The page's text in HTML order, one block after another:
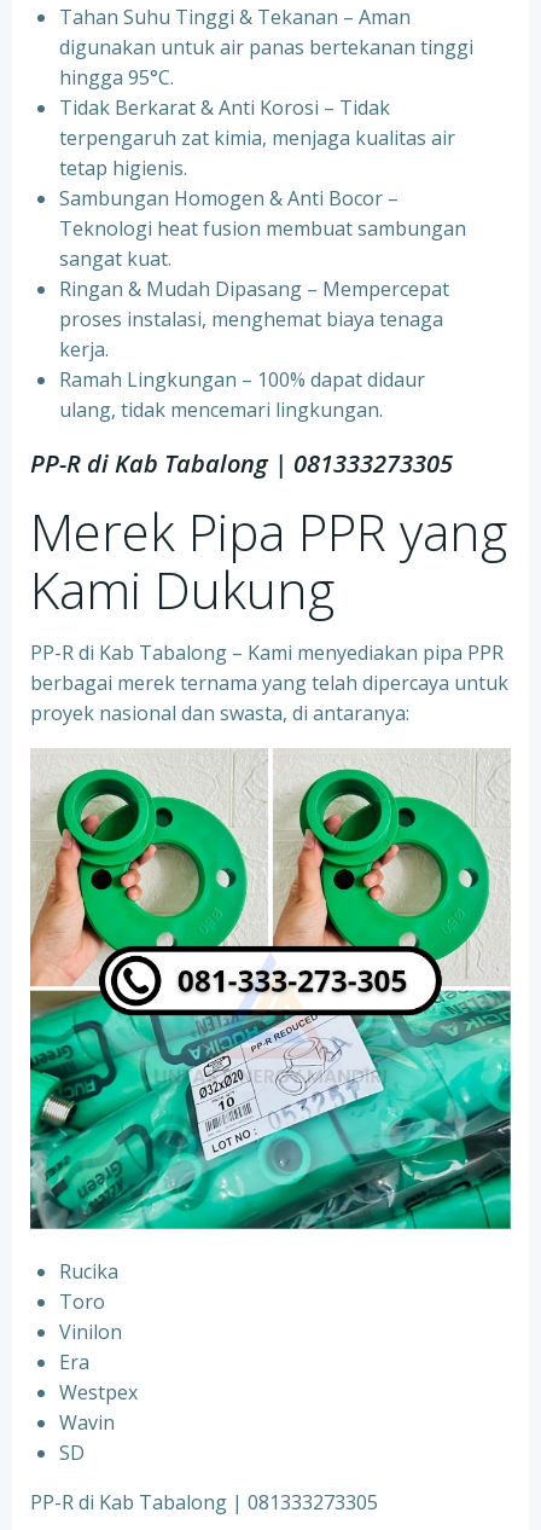
Tahan Suhu Tinggi & Tekanan – Aman
digunakan untuk air panas bertekanan tinggi
hingga 95°C.
⁠Tidak Berkarat & Anti Korosi – Tidak
terpengaruh zat kimia, menjaga kualitas air
tetap higienis.
⁠Sambungan Homogen & Anti Bocor –
Teknologi heat fusion membuat sambungan
sangat kuat.
⁠Ringan & Mudah Dipasang – Mempercepat
proses instalasi, menghemat biaya tenaga
kerja.
⁠Ramah Lingkungan – 100% dapat didaur
ulang, tidak mencemari lingkungan.
PP-R di Kab Tabalong | 081333273305
Merek Pipa PPR yang
Kami Dukung
PP-R di Kab Tabalong – Kami menyediakan pipa PPR
berbagai merek ternama yang telah dipercaya untuk
proyek nasional dan swasta, di antaranya:
Rucika
⁠Toro
⁠Vinilon
⁠Era
⁠Westpex
⁠Wavin
⁠SD
PP-R di Kab Tabalong | 081333273305